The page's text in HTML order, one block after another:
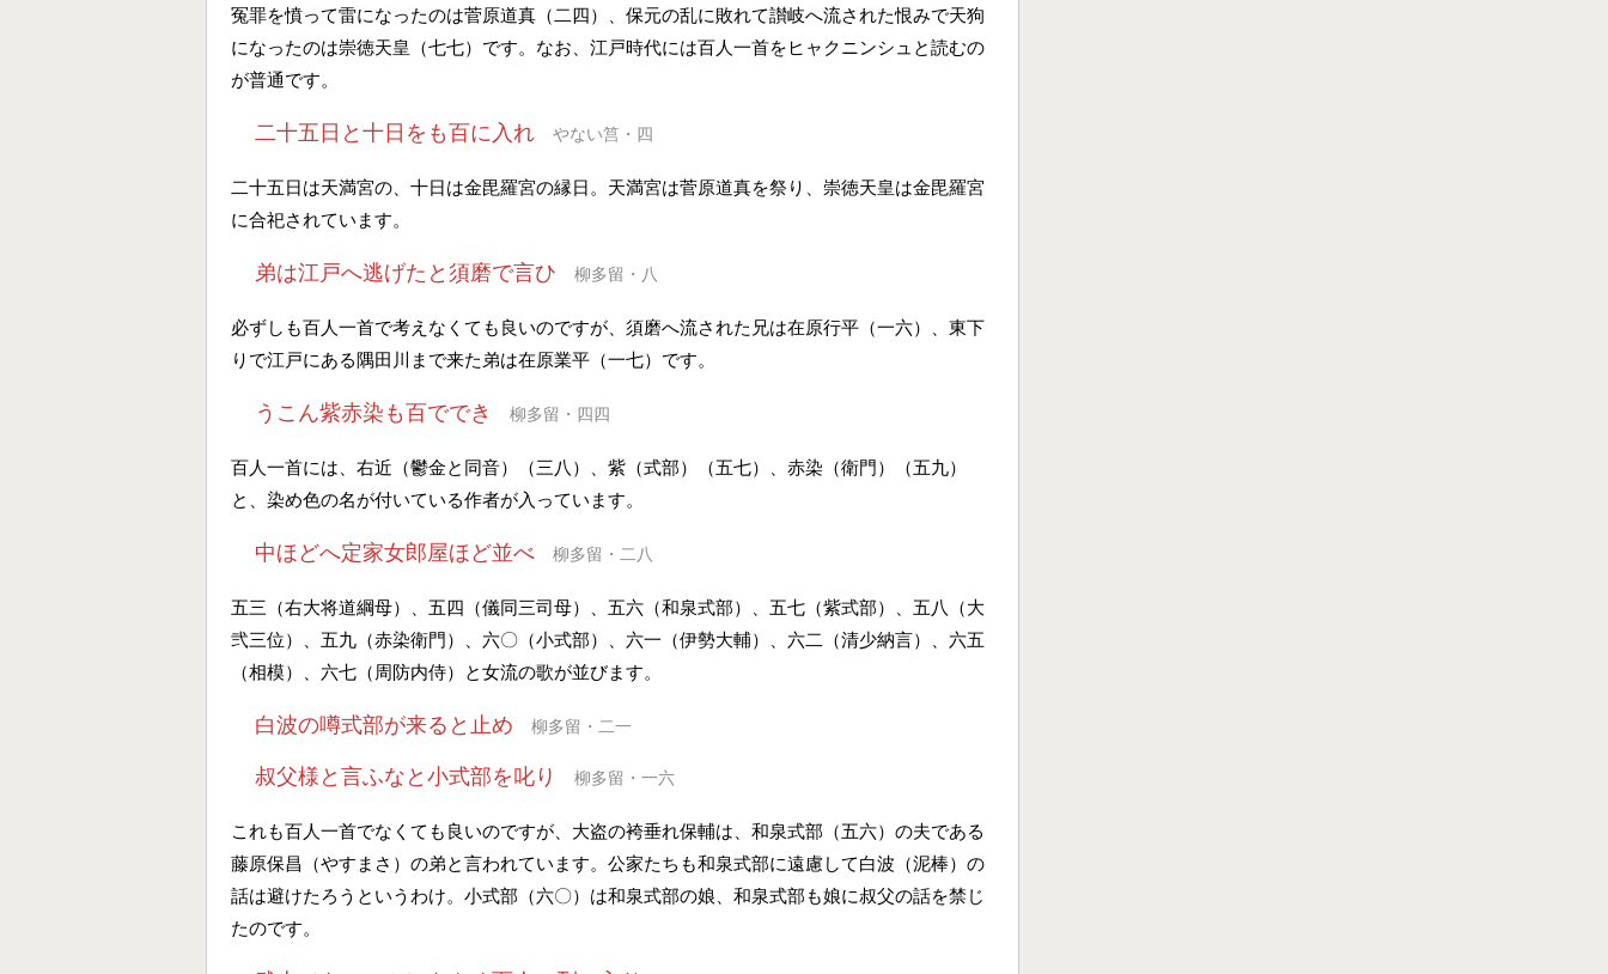
冤罪を憤って雷になったのは菅原道真（二四）、保元の乱に敗れて讃岐へ流された恨みで天狗
になったのは崇徳天皇（七七）です。なお、江戸時代には百人一首をヒャクニンシュと読むの
が普通です。
二十五日と十日をも百に入れ やない筥・四
二十五日は天満宮の、十日は金毘羅宮の縁日。天満宮は菅原道真を祭り、崇徳天皇は金毘羅宮
に合祀されています。
弟は江戸へ逃げたと須磨で言ひ 柳多留・八
必ずしも百人一首で考えなくても良いのですが、須磨へ流された兄は在原行平（一六）、東下
りで江戸にある隅田川まで来た弟は在原業平（一七）です。
うこん紫赤染も百ででき 柳多留・四四
百人一首には、右近（鬱金と同音）（三八）、紫（式部）（五七）、赤染（衛門）（五九）
と、染め色の名が付いている作者が入っています。
中ほどへ定家女郎屋ほど並べ 柳多留・二八
五三（右大将道綱母）、五四（儀同三司母）、五六（和泉式部）、五七（紫式部）、五八（大
弐三位）、五九（赤染衛門）、六〇（小式部）、六一（伊勢大輔）、六二（清少納言）、六五
（相模）、六七（周防内侍）と女流の歌が並びます。
白波の噂式部が来ると止め 柳多留・二一
叔父様と言ふなと小式部を叱り 柳多留・一六
これも百人一首でなくても良いのですが、大盗の袴垂れ保輔は、和泉式部（五六）の夫である
藤原保昌（やすまさ）の弟と言われています。公家たちも和泉式部に遠慮して白波（泥棒）の
話は避けたろうというわけ。小式部（六〇）は和泉式部の娘、和泉式部も娘に叔父の話を禁じ
たのです。